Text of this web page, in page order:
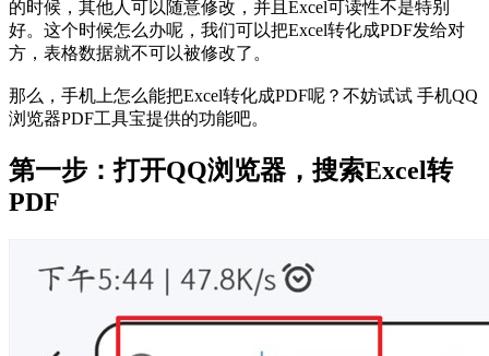
的时候，其他人可以随意修改，并且Excel可读性不是特别
好。这个时候怎么办呢，我们可以把Excel转化成PDF发给对
方，表格数据就不可以被修改了。
那么，手机上怎么能把Excel转化成PDF呢？不妨试试 手机QQ
浏览器PDF工具宝提供的功能吧。
第一步：打开QQ浏览器，搜索Excel转
PDF